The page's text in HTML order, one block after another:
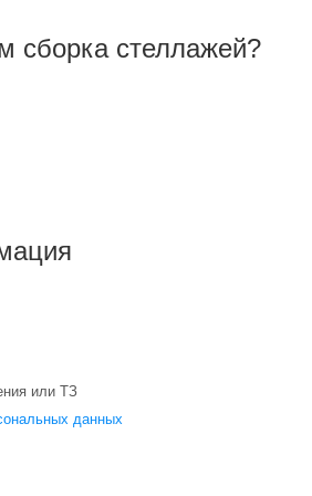
сборка стеллажей?
или ТЗ
данных